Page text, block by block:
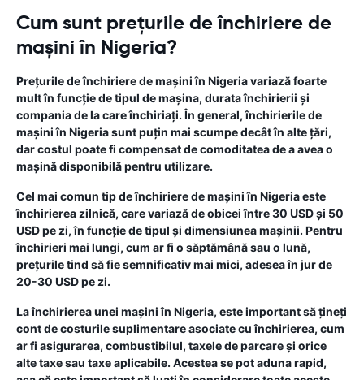
Cum sunt prețurile de închiriere de
mașini în Nigeria?
Prețurile de închiriere de mașini în Nigeria variază foarte
mult în funcție de tipul de mașina, durata închirierii și
compania de la care închiriați. În general, închirierile de
mașini în Nigeria sunt puțin mai scumpe decât în ​​alte țări,
dar costul poate fi compensat de comoditatea de a avea o
mașină disponibilă pentru utilizare.
Cel mai comun tip de închiriere de mașini în Nigeria este
închirierea zilnică, care variază de obicei între 30 USD și 50
USD pe zi, în funcție de tipul și dimensiunea mașinii. Pentru
închirieri mai lungi, cum ar fi o săptămână sau o lună,
prețurile tind să fie semnificativ mai mici, adesea în jur de
20-30 USD pe zi.
La închirierea unei mașini în Nigeria, este important să țineți
cont de costurile suplimentare asociate cu închirierea, cum
ar fi asigurarea, combustibilul, taxele de parcare și orice
alte taxe sau taxe aplicabile. Acestea se pot aduna rapid,